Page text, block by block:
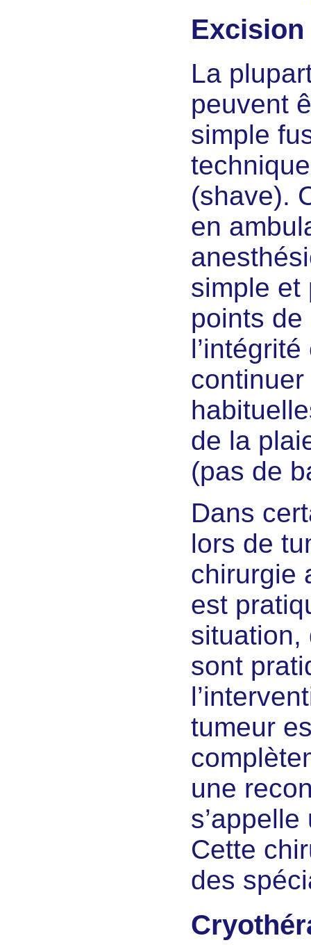
Excision
La
peuvent
simple
(shave).
en
simple et
points
de la
(pas de
Dans
lors de
chirurgie
est
situation,
sont
tumeur
une
Cette
des